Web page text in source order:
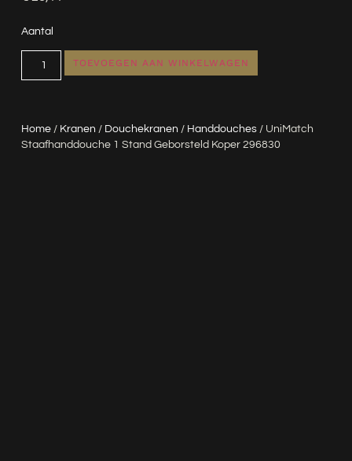
Home/ Kranen / Douchekranen / Handdouches/ UniMatch
Staafhanddouche 1 Stand Geborsteld Koper 296830
Aantal
TOEVOEGEN AAN WINKELWAGEN